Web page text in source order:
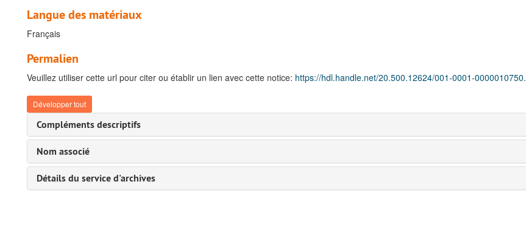
Langue des matériaux
Français
Permalien
Veuillez utiliser cette url pour citer ou établir un lien avec cette notice: https://hdl.handle.net/20.500.12624/001-0001-0000010750.
Développer tout
Compléments descriptifs
Nom associé
Détails du service d'archives